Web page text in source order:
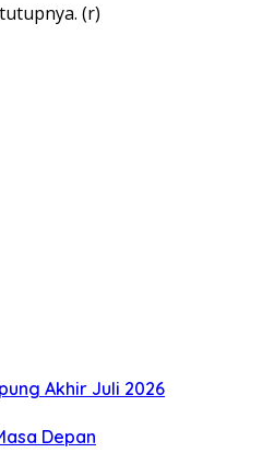
(r)
Akhir Juli 2026
Depan